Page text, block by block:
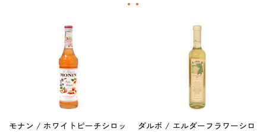
モナン / ホワイトピーチシロッ
ダルボ / エルダーフラワーシロ